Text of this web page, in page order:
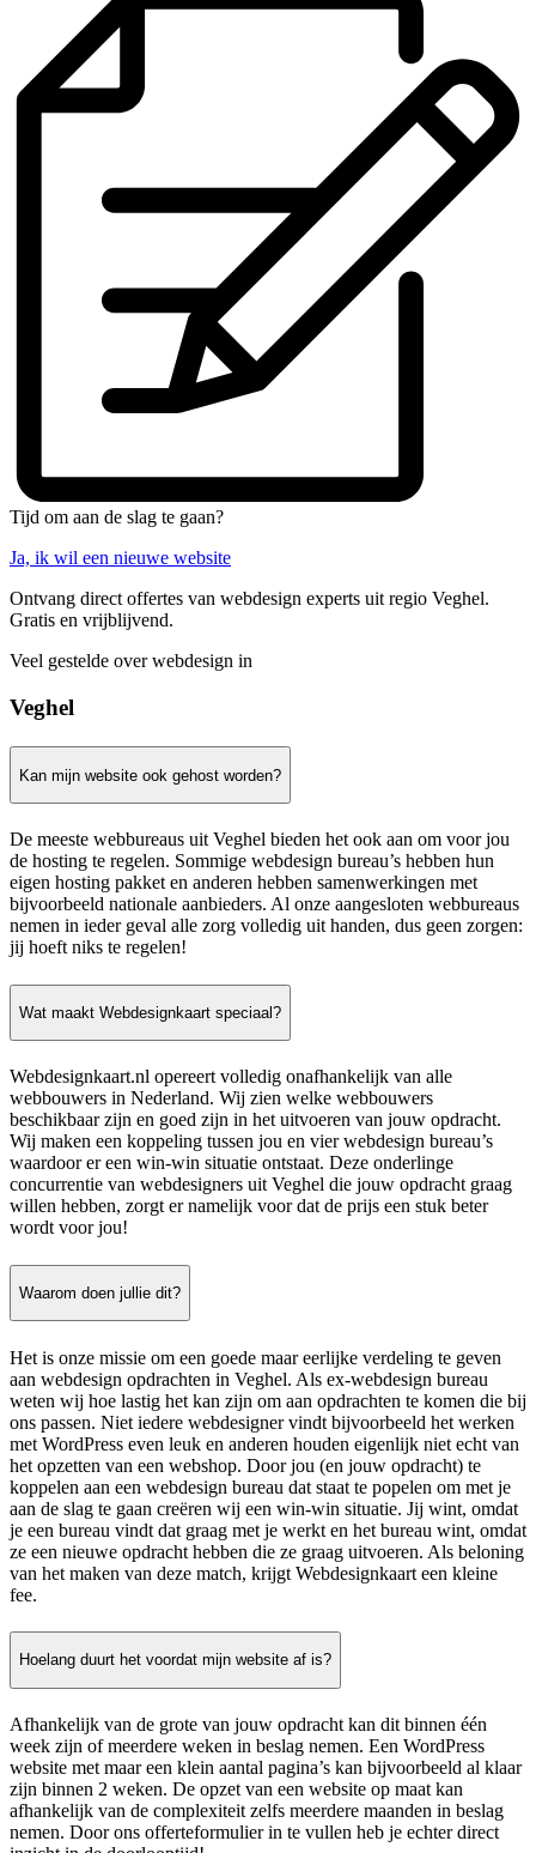
Tijd om aan de slag te gaan?
Ja, ik wil een nieuwe website
Ontvang direct offertes van webdesign experts uit regio Veghel.
Gratis en vrijblijvend.
Veel gestelde over webdesign in
Veghel
Kan mijn website ook gehost worden?
De meeste webbureaus uit Veghel bieden het ook aan om voor jou
de hosting te regelen. Sommige webdesign bureau’s hebben hun
eigen hosting pakket en anderen hebben samenwerkingen met
bijvoorbeeld nationale aanbieders. Al onze aangesloten webbureaus
nemen in ieder geval alle zorg volledig uit handen, dus geen zorgen:
jij hoeft niks te regelen!
Wat maakt Webdesignkaart speciaal?
Webdesignkaart.nl opereert volledig onafhankelijk van alle
webbouwers in Nederland. Wij zien welke webbouwers
beschikbaar zijn en goed zijn in het uitvoeren van jouw opdracht.
Wij maken een koppeling tussen jou en vier webdesign bureau’s
waardoor er een win-win situatie ontstaat. Deze onderlinge
concurrentie van webdesigners uit Veghel die jouw opdracht graag
willen hebben, zorgt er namelijk voor dat de prijs een stuk beter
wordt voor jou!
Waarom doen jullie dit?
Het is onze missie om een goede maar eerlijke verdeling te geven
aan webdesign opdrachten in Veghel. Als ex-webdesign bureau
weten wij hoe lastig het kan zijn om aan opdrachten te komen die bij
ons passen. Niet iedere webdesigner vindt bijvoorbeeld het werken
met WordPress even leuk en anderen houden eigenlijk niet echt van
het opzetten van een webshop. Door jou (en jouw opdracht) te
koppelen aan een webdesign bureau dat staat te popelen om met je
aan de slag te gaan creëren wij een win-win situatie. Jij wint, omdat
je een bureau vindt dat graag met je werkt en het bureau wint, omdat
ze een nieuwe opdracht hebben die ze graag uitvoeren. Als beloning
van het maken van deze match, krijgt Webdesignkaart een kleine
fee.
Hoelang duurt het voordat mijn website af is?
Afhankelijk van de grote van jouw opdracht kan dit binnen één
week zijn of meerdere weken in beslag nemen. Een WordPress
website met maar een klein aantal pagina’s kan bijvoorbeeld al klaar
zijn binnen 2 weken. De opzet van een website op maat kan
afhankelijk van de complexiteit zelfs meerdere maanden in beslag
nemen. Door ons offerteformulier in te vullen heb je echter direct